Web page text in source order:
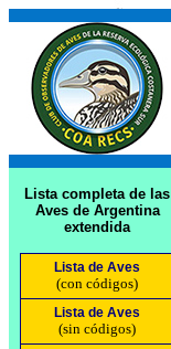
Lista completa de las
Aves de Argentina
extendida
Lista de Aves
(con códigos)
Lista de Aves
(sin códigos)